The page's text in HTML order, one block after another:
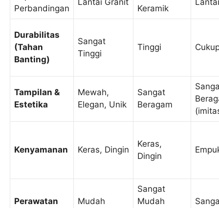
Perbandingan
Lantai Granit
Keramik
Durabilitas
(Tahan
Banting)
Sangat
Tinggi
Tinggi
Tampilan &
Estetika
Mewah,
Elegan, Unik
Sangat
Beragam
Kenyamanan Keras, Dingin
Keras,
Dingin
Perawatan Mudah
Sangat
Mudah